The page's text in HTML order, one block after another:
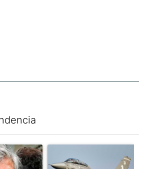
con el título "Murió Jorge Messi, el